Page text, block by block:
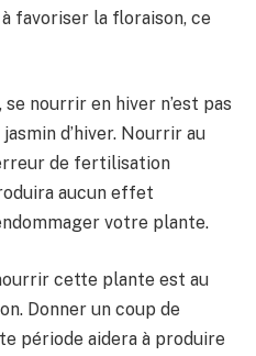
favoriser la floraison, ce
nourrir en hiver n’est pas
d’hiver. Nourrir au
de fertilisation
aucun effet
votre plante.
cette plante est au
Donner un coup de
période aidera à produire